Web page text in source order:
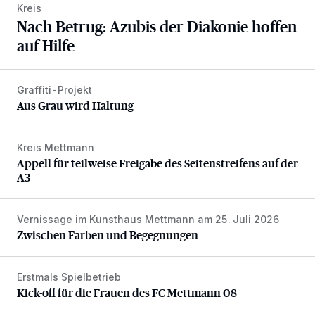
Kreis
Nach Betrug: Azubis der Diakonie hoffen
auf Hilfe
Aus Grau wird Haltung
Graffiti-Projekt
Aus Grau wird Haltung
Appell für teilweise Freigabe des Seitenstreifens auf der A3
Kreis Mettmann
Appell für teilweise Freigabe des Seitenstreifens auf der
A3
Zwischen Farben und Begegnungen
Vernissage im Kunsthaus Mettmann am 25. Juli 2026
Zwischen Farben und Begegnungen
Kick-off für die Frauen des FC Mettmann 08
Erstmals Spielbetrieb
Kick-off für die Frauen des FC Mettmann 08